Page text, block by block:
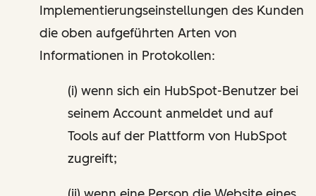
Implementierungseinstellungen des Kunden
die oben aufgeführten Arten von
Informationen in Protokollen:
(i) wenn sich ein HubSpot-Benutzer bei
seinem Account anmeldet und auf
Tools auf der Plattform von HubSpot
zugreift;